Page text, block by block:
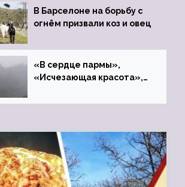
В Барселоне на борьбу с
огнём призвали коз и овец
«В сердце пармы»,
«Исчезающая красота»,